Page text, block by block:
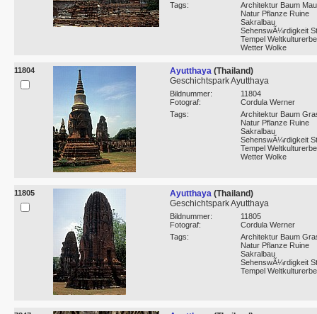
Tags:
Architektur Baum
Natur Pflanze Ruine
Sakralbau
SehenswÃ¼rdigkeit
Tempel Weltkulturerbe
Wetter Wolke
11804 Ayutthaya (Thailand)
Geschichtspark Ayutthaya
Bildnummer:
11804
Fotograf:
Cordula Werner
Tags:
Architektur Baum
Natur Pflanze Ruine
Sakralbau
SehenswÃ¼rdigkeit
Tempel Weltkulturerbe
Wetter Wolke
11805 Ayutthaya (Thailand)
Geschichtspark Ayutthaya
Bildnummer:
11805
Fotograf:
Cordula Werner
Tags:
Architektur Baum
Natur Pflanze Ruine
Sakralbau
SehenswÃ¼rdigkeit
Tempel Weltkulturerbe